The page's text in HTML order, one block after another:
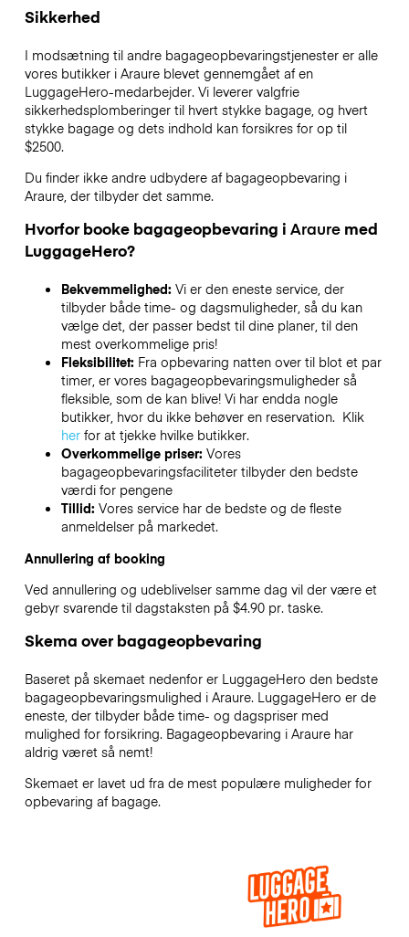
Sikkerhed
I modsætning til andre bagageopbevaringstjenesterer alle
vores butikker i Araureblevet gennemgået af en
LuggageHero-medarbejder. Vi leverer valgfrie
sikkerhedsplomberinger til hvert stykke bagage, og hvert
stykke bagage og dets indhold kan forsikres for op til
$2500.
Du finder ikke andre udbydere af bagageopbevaring i
Araure, der tilbyder det samme.
Hvorfor booke bagageopbevaring i Arauremed
LuggageHero?
Bekvemmelighed: Vi er den eneste service, der
tilbyder både time- og dagsmuligheder, så du kan
vælge det, der passer bedst til dine planer, til den
mest overkommelige pris!
Fleksibilitet: Fra opbevaring natten over til blot et par
timer, er vores bagageopbevaringsmuligheder så
fleksible, som de kan blive! Vi har endda nogle
butikker, hvor du ikke behøver en reservation. Klik
herfor at tjekke hvilke butikker.
Overkommelige priser: Vores
bagageopbevaringsfaciliteter tilbyder den bedste
værdi for pengene
Tillid: Vores service har de bedste og de fleste
anmeldelser på markedet.
Annullering af booking
Ved annullering og udeblivelser samme dag vil der være et
gebyr svarende til dagstaksten på $4.90 pr. taske.
Skema over bagageopbevaring
Baseret på skemaet nedenfor er LuggageHero den bedste
bagageopbevaringsmulighed i Araure. LuggageHero er de
eneste, der tilbyder både time- og dagspriser med
mulighed for forsikring. Bagageopbevaring i Araurehar
aldrig været så nemt!
Skemaet er lavet ud fra de mest populære muligheder for
opbevaring af bagage.